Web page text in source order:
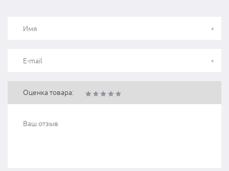
Оценка товара: